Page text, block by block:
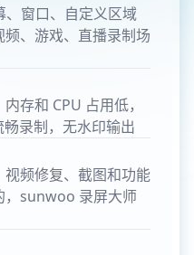
窗口、自定义区域
、游戏、直播录制场
存和 CPU 占用低，
录制，无水印输出
频修复、截图和功能
，sunwoo 录屏大师